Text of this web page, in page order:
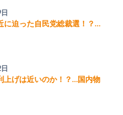
に迫った自民党総裁選！？…
上げは近いのか！？…国内物